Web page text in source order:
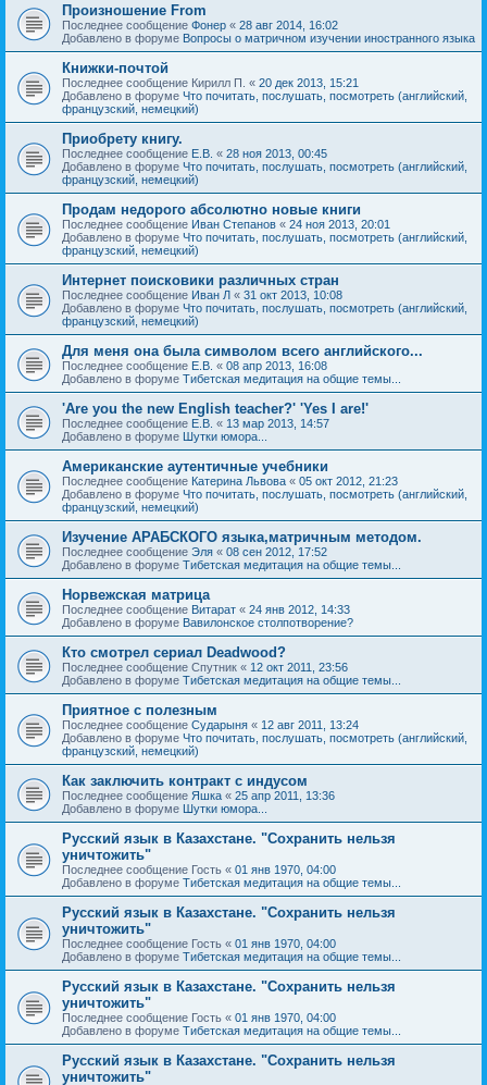
Произношение From
Последнее сообщение Фонер « 28 авг 2014, 16:02
Добавлено в форуме Вопросы о матричном изучении иностранного языка
Книжки-почтой
Последнее сообщение Кирилл П. « 20 дек 2013, 15:21
Добавлено в форуме Что почитать, послушать, посмотреть (английский,
французский, немецкий)
Приобрету книгу.
Последнее сообщение Е.В. « 28 ноя 2013, 00:45
Добавлено в форуме Что почитать, послушать, посмотреть (английский,
французский, немецкий)
Продам недорого абсолютно новые книги
Последнее сообщение Иван Степанов « 24 ноя 2013, 20:01
Добавлено в форуме Что почитать, послушать, посмотреть (английский,
французский, немецкий)
Интернет поисковики различных стран
Последнее сообщение Иван Л « 31 окт 2013, 10:08
Добавлено в форуме Что почитать, послушать, посмотреть (английский,
французский, немецкий)
Для меня она была символом всего английского...
Последнее сообщение Е.В. « 08 апр 2013, 16:08
Добавлено в форуме Тибетская медитация на общие темы...
'Are you the new English teacher?' 'Yes I are!'
Последнее сообщение Е.В. « 13 мар 2013, 14:57
Добавлено в форуме Шутки юмора...
Американские аутентичные учебники
Последнее сообщение Катерина Львова « 05 окт 2012, 21:23
Добавлено в форуме Что почитать, послушать, посмотреть (английский,
французский, немецкий)
Изучение АРАБСКОГО языка,матричным методом.
Последнее сообщение Эля « 08 сен 2012, 17:52
Добавлено в форуме Тибетская медитация на общие темы...
Норвежская матрица
Последнее сообщение Витарат « 24 янв 2012, 14:33
Добавлено в форуме Вавилонское столпотворение?
Кто смотрел сериал Deadwood?
Последнее сообщение Спутник « 12 окт 2011, 23:56
Добавлено в форуме Тибетская медитация на общие темы...
Приятное с полезным
Последнее сообщение Сударыня « 12 авг 2011, 13:24
Добавлено в форуме Что почитать, послушать, посмотреть (английский,
французский, немецкий)
Как заключить контракт с индусом
Последнее сообщение Яшка « 25 апр 2011, 13:36
Добавлено в форуме Шутки юмора...
Русский язык в Казахстане. "Сохранить нельзя
уничтожить"
Последнее сообщение Гость « 01 янв 1970, 04:00
Добавлено в форуме Тибетская медитация на общие темы...
Русский язык в Казахстане. "Сохранить нельзя
уничтожить"
Последнее сообщение Гость « 01 янв 1970, 04:00
Добавлено в форуме Тибетская медитация на общие темы...
Русский язык в Казахстане. "Сохранить нельзя
уничтожить"
Последнее сообщение Гость « 01 янв 1970, 04:00
Добавлено в форуме Тибетская медитация на общие темы...
Русский язык в Казахстане. "Сохранить нельзя
уничтожить"